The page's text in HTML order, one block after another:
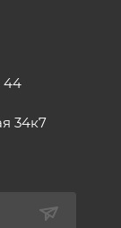
44
34к7